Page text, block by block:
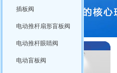
插板阀
电动推杆扇形盲板阀
电动推杆眼睛阀
电动盲板阀